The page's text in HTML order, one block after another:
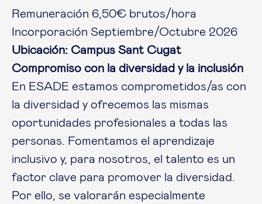
Remuneración 6,50€ brutos/hora
Incorporación Septiembre/Octubre 2026
Ubicación: Campus Sant Cugat
Compromiso con la diversidad y la inclusión
En ESADE estamos comprometidos/as con
la diversidad y ofrecemos las mismas
oportunidades profesionales a todas las
personas. Fomentamos el aprendizaje
inclusivo y, para nosotros, el talento es un
factor clave para promover la diversidad.
Por ello, se valorarán especialmente